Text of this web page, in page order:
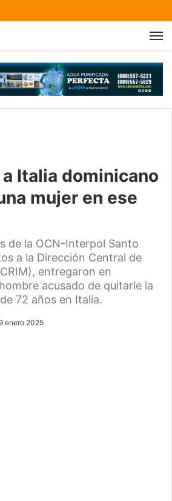
Italia dominicano
mujer en ese
de la OCN-Interpol Santo
a la Dirección Central de
entregaron en
acusado de quitarle la
72 años en Italia.
enero 2025